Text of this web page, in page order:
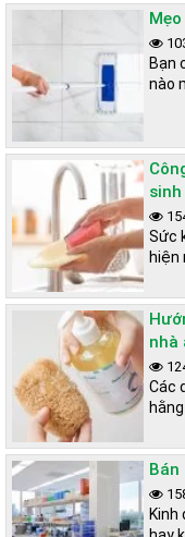
tiếp với chúng tôi qua
bạn có thể thành công
CÔNG TY TNHH TM &
ĐỊA CHỈ :VIỆN
Hiệp, Thanh Trì, Hà Nội
Hotline :
Email :
Website:
Đơn vị vận chuyển
Đơn giá mua công
Nâng cấp dây
Bạn
nào
Sức
hiện
nhà
Các